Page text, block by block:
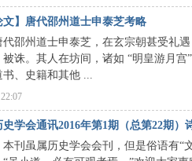
文】唐代邵州道士申泰芝考略
代邵州道士申泰芝，在玄宗朝甚受礼
被诛。其人在坊间，诸如 “明皇游月
书、史籍和其他 ...
学会通讯2016年第1期（总第22期）
刊虽属历史学会会刊，但是俗语有“